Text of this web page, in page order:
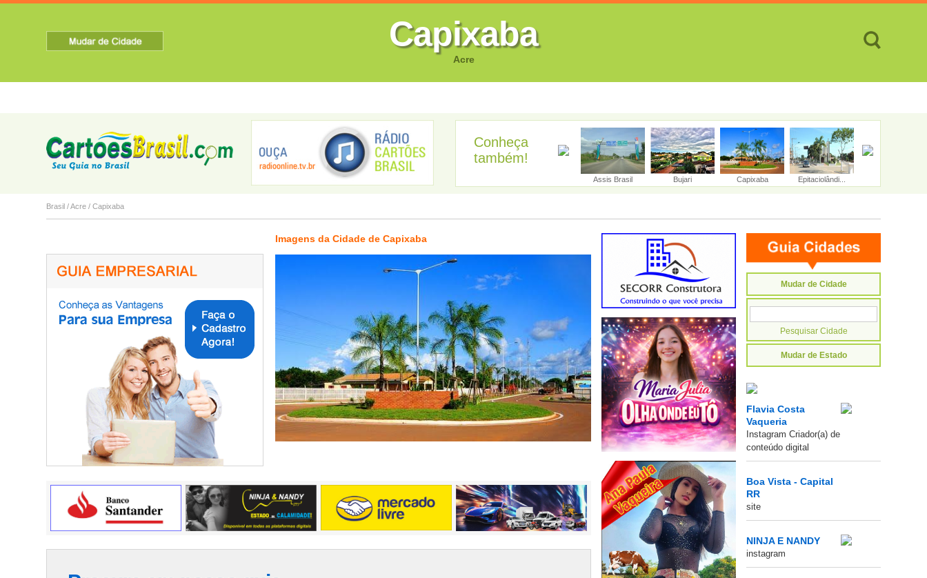
Capixaba
Acre
Conheça
também!
Brasiléia Assis Brasil Bujari Capixaba Epitaciolândi...
Brasil /Acre / Capixaba
Imagens da Cidade de Capixaba
Mudar de Cidade
Mudar de Estado
Flavia Costa
Vaqueria
Instagram Criador(a) de
conteúdo digital
Boa Vista - Capital
RR
site
NINJA E NANDY
instagram